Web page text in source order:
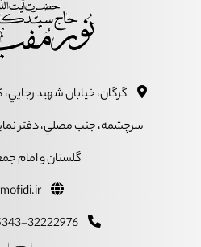
گرگان، خيابان شهيد
سرچشمه، جنب مصلي، دفتر
گلستان و امام